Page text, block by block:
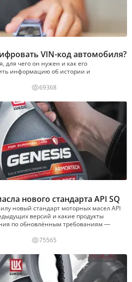
VIN-код автомобиля?
для чего он нужен и как его
информацию об истории и
69368
нового стандарта API SQ
новый стандарт моторных масел API
версий и какие продукты
по обновлённым требованиям —
75565